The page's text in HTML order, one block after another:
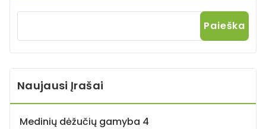
Paieška
Naujausi Įrašai
Medinių dėžučių gamyba 4